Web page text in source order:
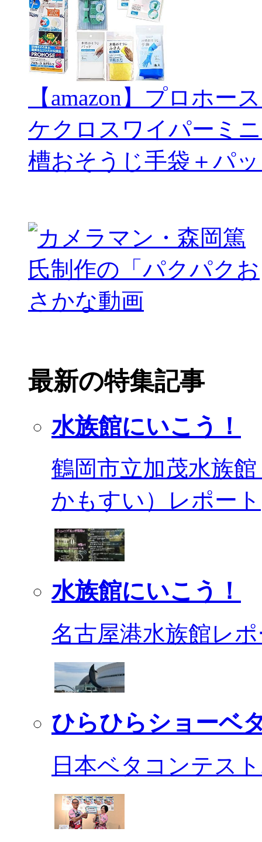
【amazon】プロホー
ケクロスワイパーミ
槽おそうじ手袋＋パ
最新の特集記事
水族館にいこう！
鶴岡市立加茂水族
かもすい）レポート
水族館にいこう！
名古屋港水族館レ
ひらひらショーベ
日本ベタコンテス